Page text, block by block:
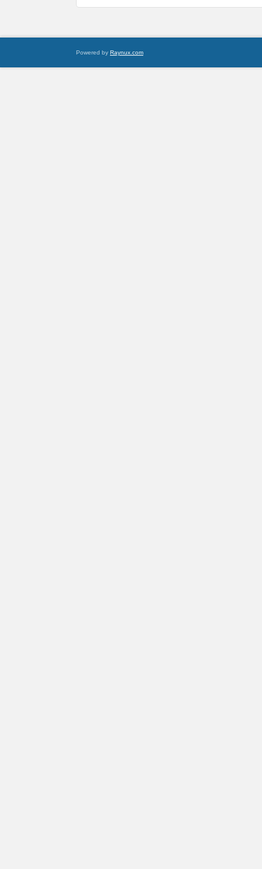
Powered by Raynux.com